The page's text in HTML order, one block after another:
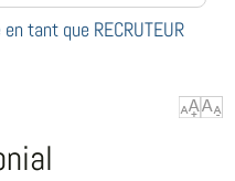
tant que RECRUTEUR